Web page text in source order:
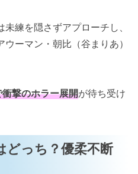
練を隠さずアプローチし、
ーマン・朝比（谷まりあ）
撃のホラー展開が待ち受け
どっち？優柔不断